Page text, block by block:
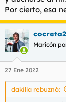
Por cierto, esa
Maricón
27 Ene 2022
dakilla rebuznó: